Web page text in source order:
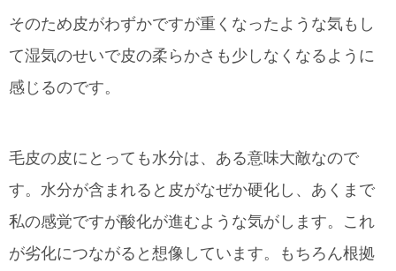
そのため皮がわずかですが重くなったような気もし
て湿気のせいで皮の柔らかさも少しなくなるように
感じるのです。
毛皮の皮にとっても水分は、ある意味大敵なので
す。水分が含まれると皮がなぜか硬化し、あくまで
私の感覚ですが酸化が進むような気がします。これ
が劣化につながると想像しています。もちろん根拠